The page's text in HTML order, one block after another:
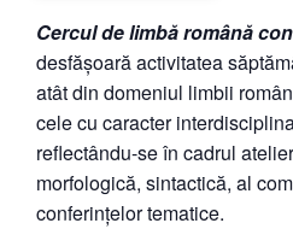
Cercul de limbă română
desfășoară activitatea
atât din domeniul limbii
cele cu caracter
reflectându-se în cadrul
morfologică, sintactică, al
conferințelor tematice.